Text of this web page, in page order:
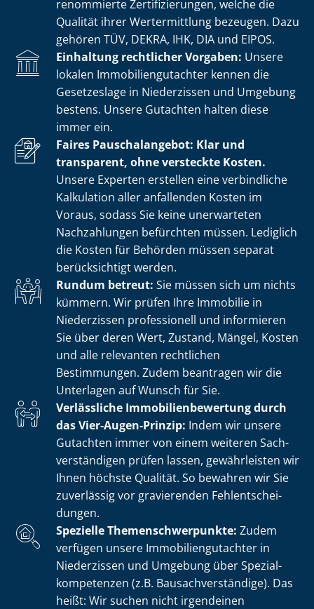
renommierte Zer­ti­fi­zie­run­gen, welche die
Qualität ihrer Wertermittlung bezeugen. Dazu
gehören TÜV, DEKRA, IHK, DIA und EIPOS.
Einhaltung rechtlicher Vorgaben: Unsere
lokalen Im­mo­bi­li­en­gut­ach­ter kennen die
Gesetzeslage in Niederzissen und Umgebung
bestens. Unsere Gutachten halten diese
immer ein.
Faires Pauschalangebot: Klar und
transparent, ohne versteckte Kosten.
Unsere Experten erstellen eine verbindliche
Kalkulation aller anfallenden Kosten im
Voraus, sodass Sie keine unerwarteten
Nachzahlungen befürchten müssen. Lediglich
die Kosten für Behörden müssen separat
berücksichtigt werden.
Rundum betreut: Sie müssen sich um nichts
kümmern. Wir prüfen Ihre Immobilie in
Niederzissen professionell und informieren
Sie über deren Wert, Zustand, Mängel, Kosten
und alle relevanten rechtlichen
Bestimmungen. Zudem beantragen wir die
Unterlagen auf Wunsch für Sie.
Verlässliche Im­mo­bi­li­en­be­wer­tung durch
das Vier-Augen-Prinzip: Indem wir unsere
Gutachten immer von einem weiteren Sach­
ver­stän­di­gen prüfen lassen, gewährleisten wir
Ihnen höchste Qualität. So bewahren wir Sie
zuverlässig vor gravierenden Fehl­ent­schei­
dun­gen.
Spezielle The­men­schwer­punk­te: Zudem
verfügen unsere Im­mo­bi­li­en­gut­ach­ter in
Niederzissen und Umgebung über Spe­zi­al­
kom­pe­ten­zen (z.B. Bau­sach­ver­stän­di­ge). Das
heißt: Wir suchen nicht irgendeinen